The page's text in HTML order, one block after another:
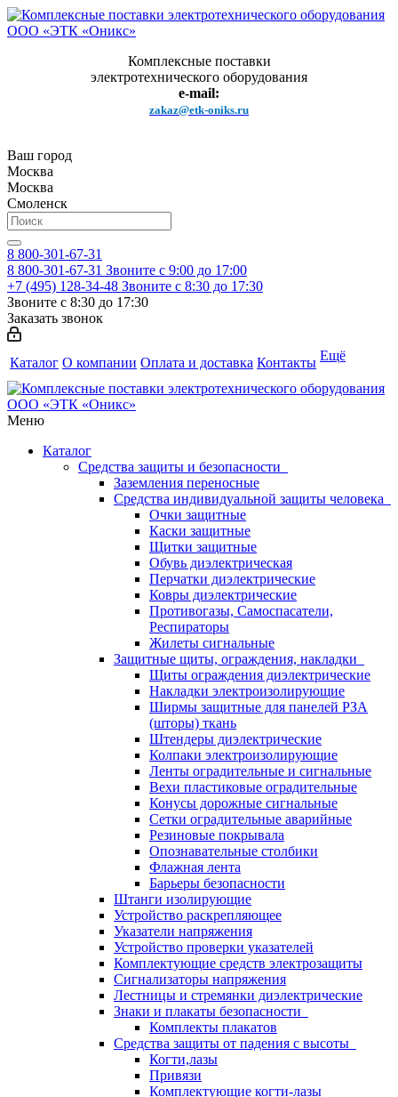
Комплексные поставки
электротехнического оборудования
e-mail:
zakaz@etk-oniks.ru
Ваш город
Москва
Москва
Смоленск
8 800-301-67-31
8 800-301-67-31 Звоните с 9:00 до 17:00
+7 (495) 128-34-48 Звоните с 8:30 до 17:30
Звоните с 8:30 до 17:30
Заказать звонок
Каталог О компании Оплата и доставка Контакты Ещё
Меню
Каталог
Средства защиты и безопасности
Заземления переносные
Средства индивидуальной защиты человека
Очки защитные
Каски защитные
Щитки защитные
Обувь диэлектрическая
Перчатки диэлектрические
Ковры диэлектрические
Противогазы, Самоспасатели,
Респираторы
Жилеты сигнальные
Защитные щиты, ограждения, накладки
Щиты ограждения диэлектрические
Накладки электроизолирующие
Ширмы защитные для панелей РЗА
(шторы) ткань
Штендеры диэлектрические
Колпаки электроизолирующие
Ленты оградительные и сигнальные
Вехи пластиковые оградительные
Конусы дорожные сигнальные
Сетки оградительные аварийные
Резиновые покрывала
Опознавательные столбики
Флажная лента
Барьеры безопасности
Штанги изолирующие
Устройство раскрепляющее
Указатели напряжения
Устройство проверки указателей
Комплектующие средств электрозащиты
Сигнализаторы напряжения
Лестницы и стремянки диэлектрические
Знаки и плакаты безопасности
Комплекты плакатов
Средства защиты от падения с высоты
Когти,лазы
Привязи
Комплектующие когти-лазы